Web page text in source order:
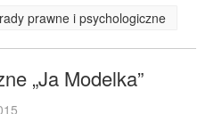
prawne i psychologiczne
„Ja Modelka”